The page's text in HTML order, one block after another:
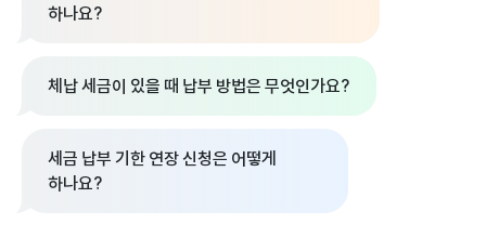
하나요?
체납 세금이 있을 때 납부 방법은 무엇인가요?
세금 납부 기한 연장 신청은 어떻게
하나요?